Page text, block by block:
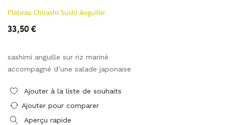
Plateau Chirashi Sushi Anguille
33,50 €
sashimi anguille sur riz mariné
accompagné d’une salade japonaise
Ajouter à la liste de souhaits
Ajouter pour comparer
Aperçu rapide